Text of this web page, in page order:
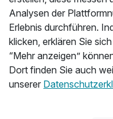
69,00 €
40,00 €
im Sauerland - 3
Analysen der
Erlebnis durchführen.
klicken, erklären Sie
“Mehr anzeigen”
Dort finden Sie auch
unserer